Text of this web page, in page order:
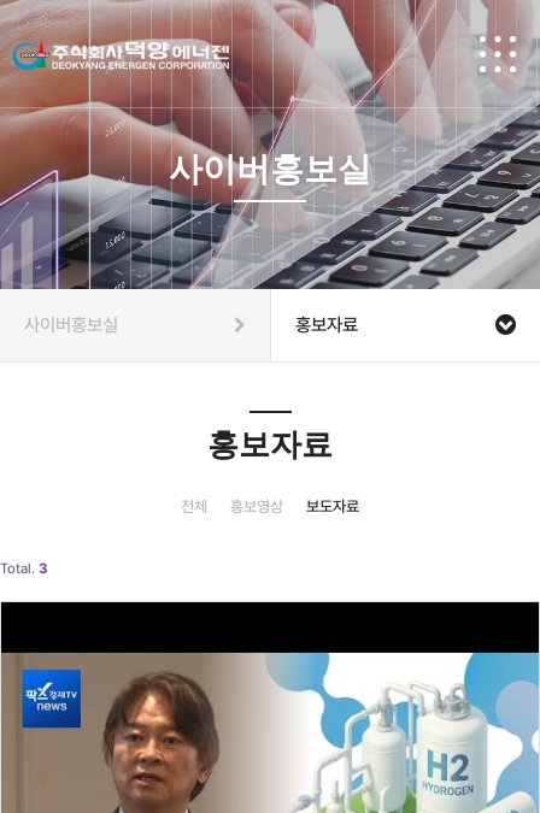
사이버홍보실
사이버홍보실 홍보자료
홍보자료
전체 홍보영상 보도자료
Total. 3